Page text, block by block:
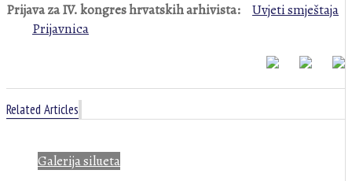
Prijava za IV. kongres hrvatskih arhivista:
Uvjeti smještaja
Prijavnica
Related Articles
Galerija silueta